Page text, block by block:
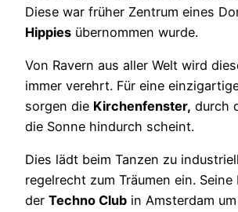
Diese war früher Zentrum eines
Hippies übernommen wurde.
Von Ravern aus aller Welt wird
immer verehrt. Für eine
sorgen die Kirchenfenster, durch
die Sonne hindurch scheint.
Dies lädt beim Tanzen zu
regelrecht zum Träumen ein.
der Techno Club in Amsterdam